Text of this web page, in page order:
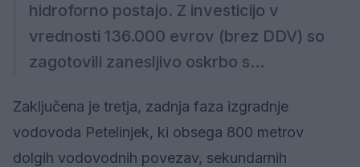
hidroforno postajo. Z investicijo v
vrednosti 136.000 evrov (brez DDV) so
zagotovili zanesljivo oskrbo s...
Zaključena je tretja, zadnja faza izgradnje
vodovoda Petelinjek, ki obsega 800 metrov
dolgih vodovodnih povezav, sekundarnih